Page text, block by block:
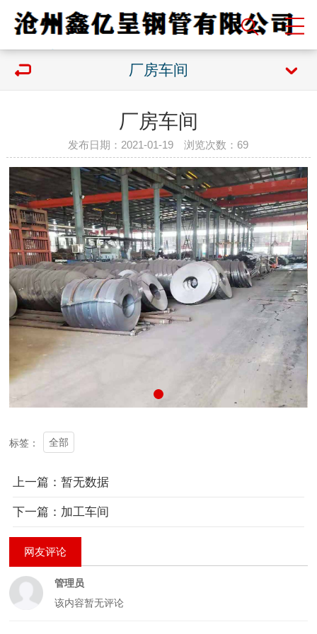
厂房车间
厂房车间
发布日期：2021-01-19 浏览次数： 69
标签： 全部
上一篇：暂无数据
下一篇：加工车间
网友评论
管理员
该内容暂无评论